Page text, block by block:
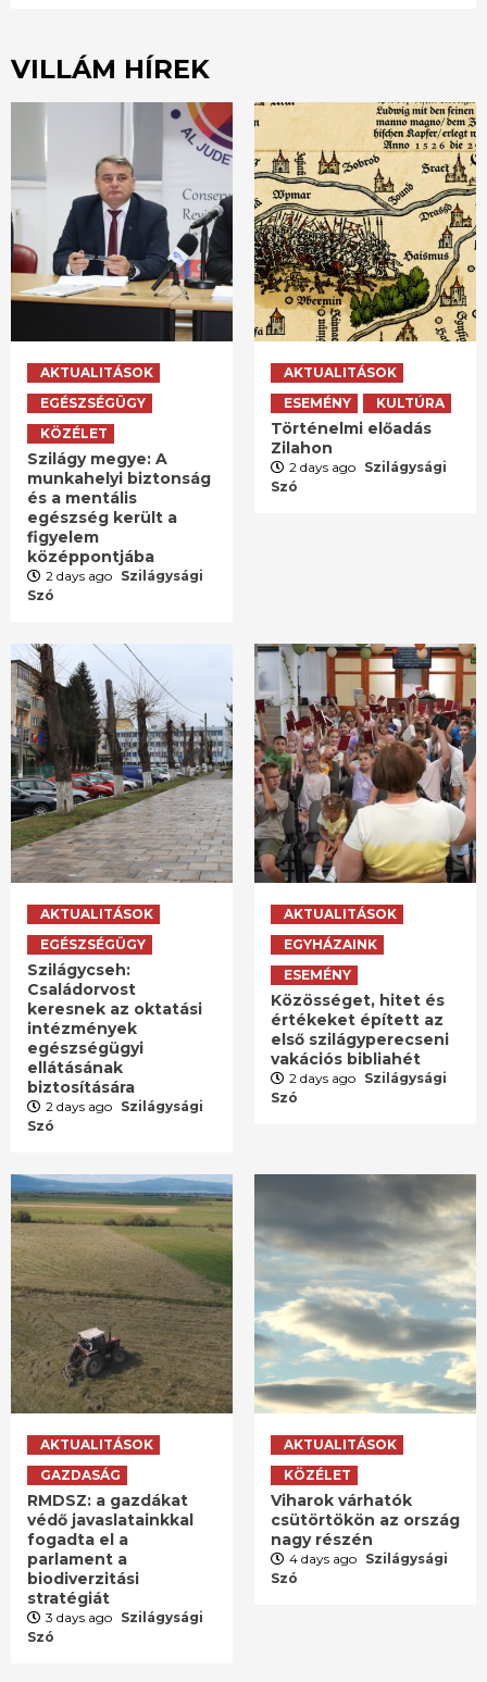
VILLÁM HÍREK
AKTUALITÁSOK
EGÉSZSÉGÜGY
KÖZÉLET
Szilágy megye: A
munkahelyi biztonság
és a mentális
egészség került a
figyelem
középpontjába
2 days ago Szilágysági
Szó
AKTUALITÁSOK
ESEMÉNY
KULTÚRA
Történelmi előadás
Zilahon
2 days ago Szilágysági
Szó
AKTUALITÁSOK
EGÉSZSÉGÜGY
Szilágycseh:
Családorvost
keresnek az oktatási
intézmények
egészségügyi
ellátásának
biztosítására
2 days ago Szilágysági
Szó
AKTUALITÁSOK
EGYHÁZAINK
ESEMÉNY
Közösséget, hitet és
értékeket épített az
első szilágyperecseni
vakációs bibliahét
2 days ago Szilágysági
Szó
AKTUALITÁSOK
GAZDASÁG
RMDSZ: a gazdákat
védő javaslatainkkal
fogadta el a
parlament a
biodiverzitási
stratégiát
3 days ago Szilágysági
Szó
AKTUALITÁSOK
KÖZÉLET
Viharok várhatók
csütörtökön az ország
nagy részén
4 days ago Szilágysági
Szó